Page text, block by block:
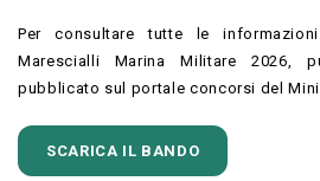
Per consultare tutte le
Marescialli Marina Militare 2026,
pubblicato sul portale concorsi del
SCARICA IL BANDO